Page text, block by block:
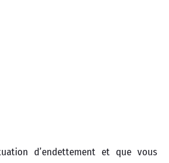
d’endettement et que vous